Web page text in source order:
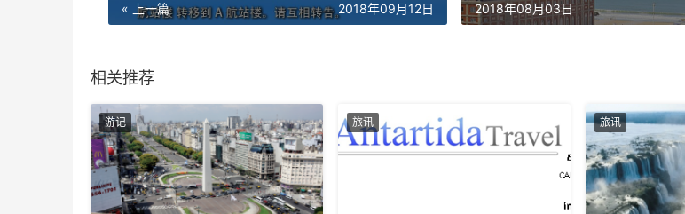
« 上一篇 2018年09月12日 2018年08月03日
相关推荐
游记 旅讯 旅讯